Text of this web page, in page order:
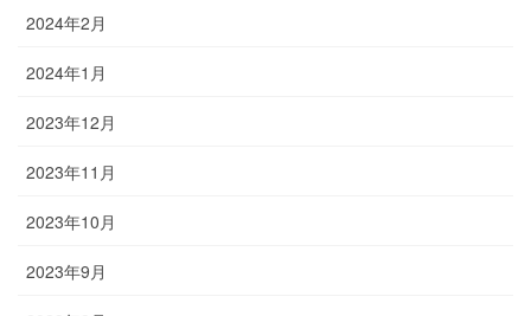
2024年2月
2024年1月
2023年12月
2023年11月
2023年10月
2023年9月